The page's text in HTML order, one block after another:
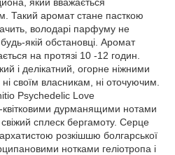
Такий аромат стане пасткою
володарі парфуму не
якій обстановці. Аромат
на протязі 10 -12 годин.
і делікатний, огорне ніжними
своїм власникам, ні оточуючим.
Psychedelic Love
квітковими дурманящими нотами
свіжий сплеск бергамоту. Серце
розкішшю болгарської
нотками геліотропа і